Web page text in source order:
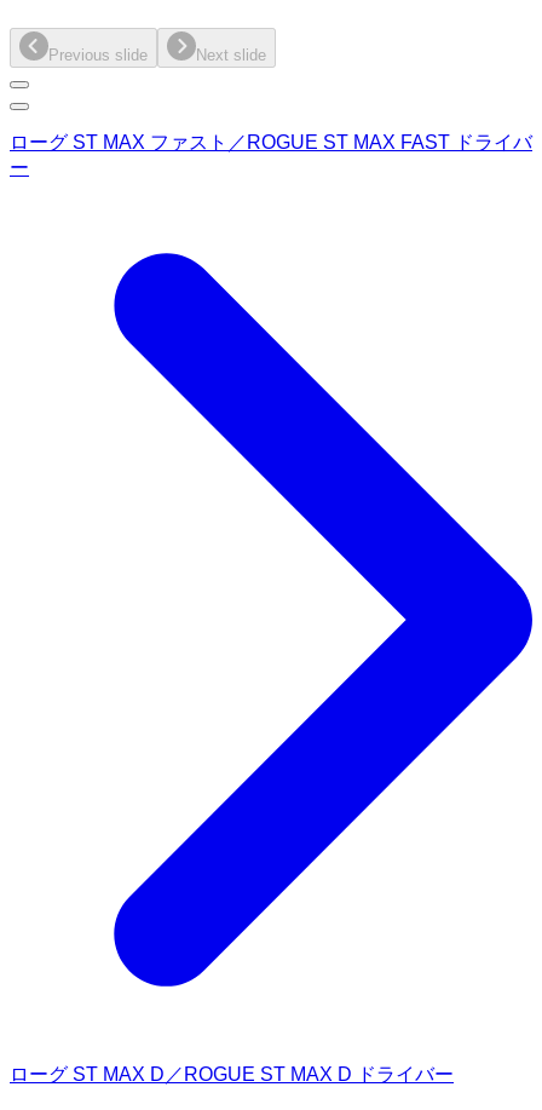
Previous slide Next slide
ローグ ST MAX ファスト／ROGUE ST MAX FAST ドライバ
ー
ローグ ST MAX D／ROGUE ST MAX D ドライバー